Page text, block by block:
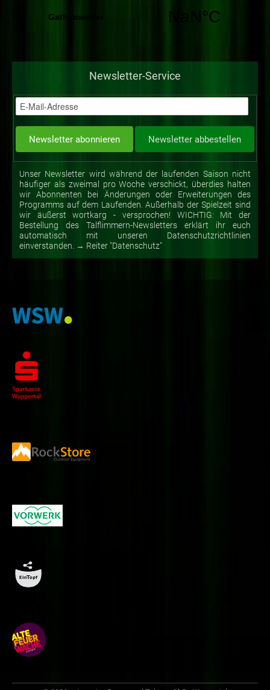
Newsletter-Service
Unser Newsletter wird während der laufenden Saison nicht
häufiger als zweimal pro Woche verschickt, überdies halten
wir Abonnenten bei Änderungen oder Erweiterungen des
Programms auf dem Laufenden. Außerhalb der Spielzeit sind
wir äußerst wortkarg - versprochen! WICHTIG: Mit der
Bestellung des Talflimmern-Newsletters erklärt ihr euch
automatisch mit unseren Datenschutzrichtlinien
einverstanden. → Reiter "Datenschutz"